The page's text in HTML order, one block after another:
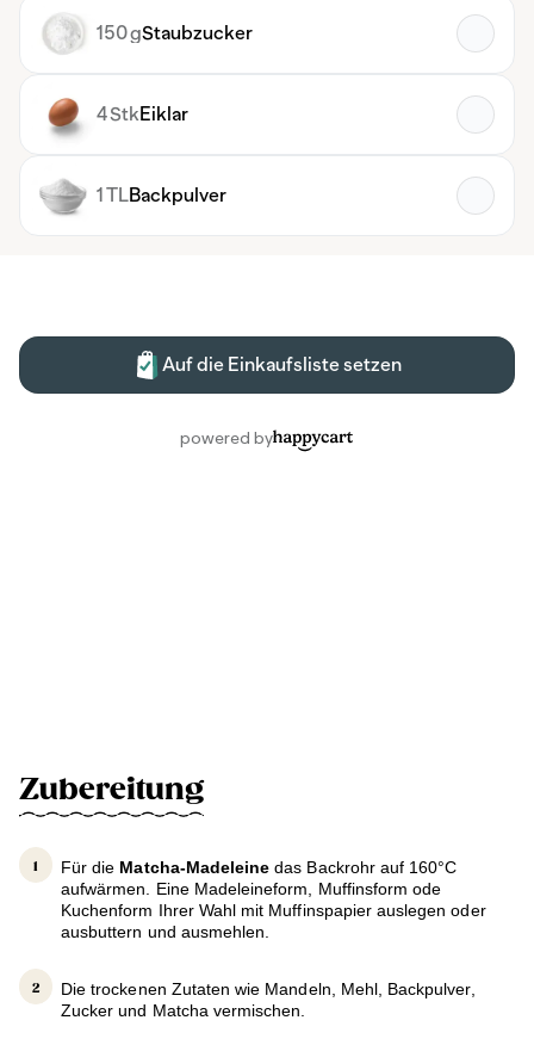
Zubereitung
Für die Matcha-Madeleine das Backrohr auf 160°C
aufwärmen. Eine Madeleineform, Muffinsform ode
Kuchenform Ihrer Wahl mit Muffinspapier auslegen oder
ausbuttern und ausmehlen.
Die trockenen Zutaten wie Mandeln, Mehl, Backpulver,
Zucker und Matcha vermischen.